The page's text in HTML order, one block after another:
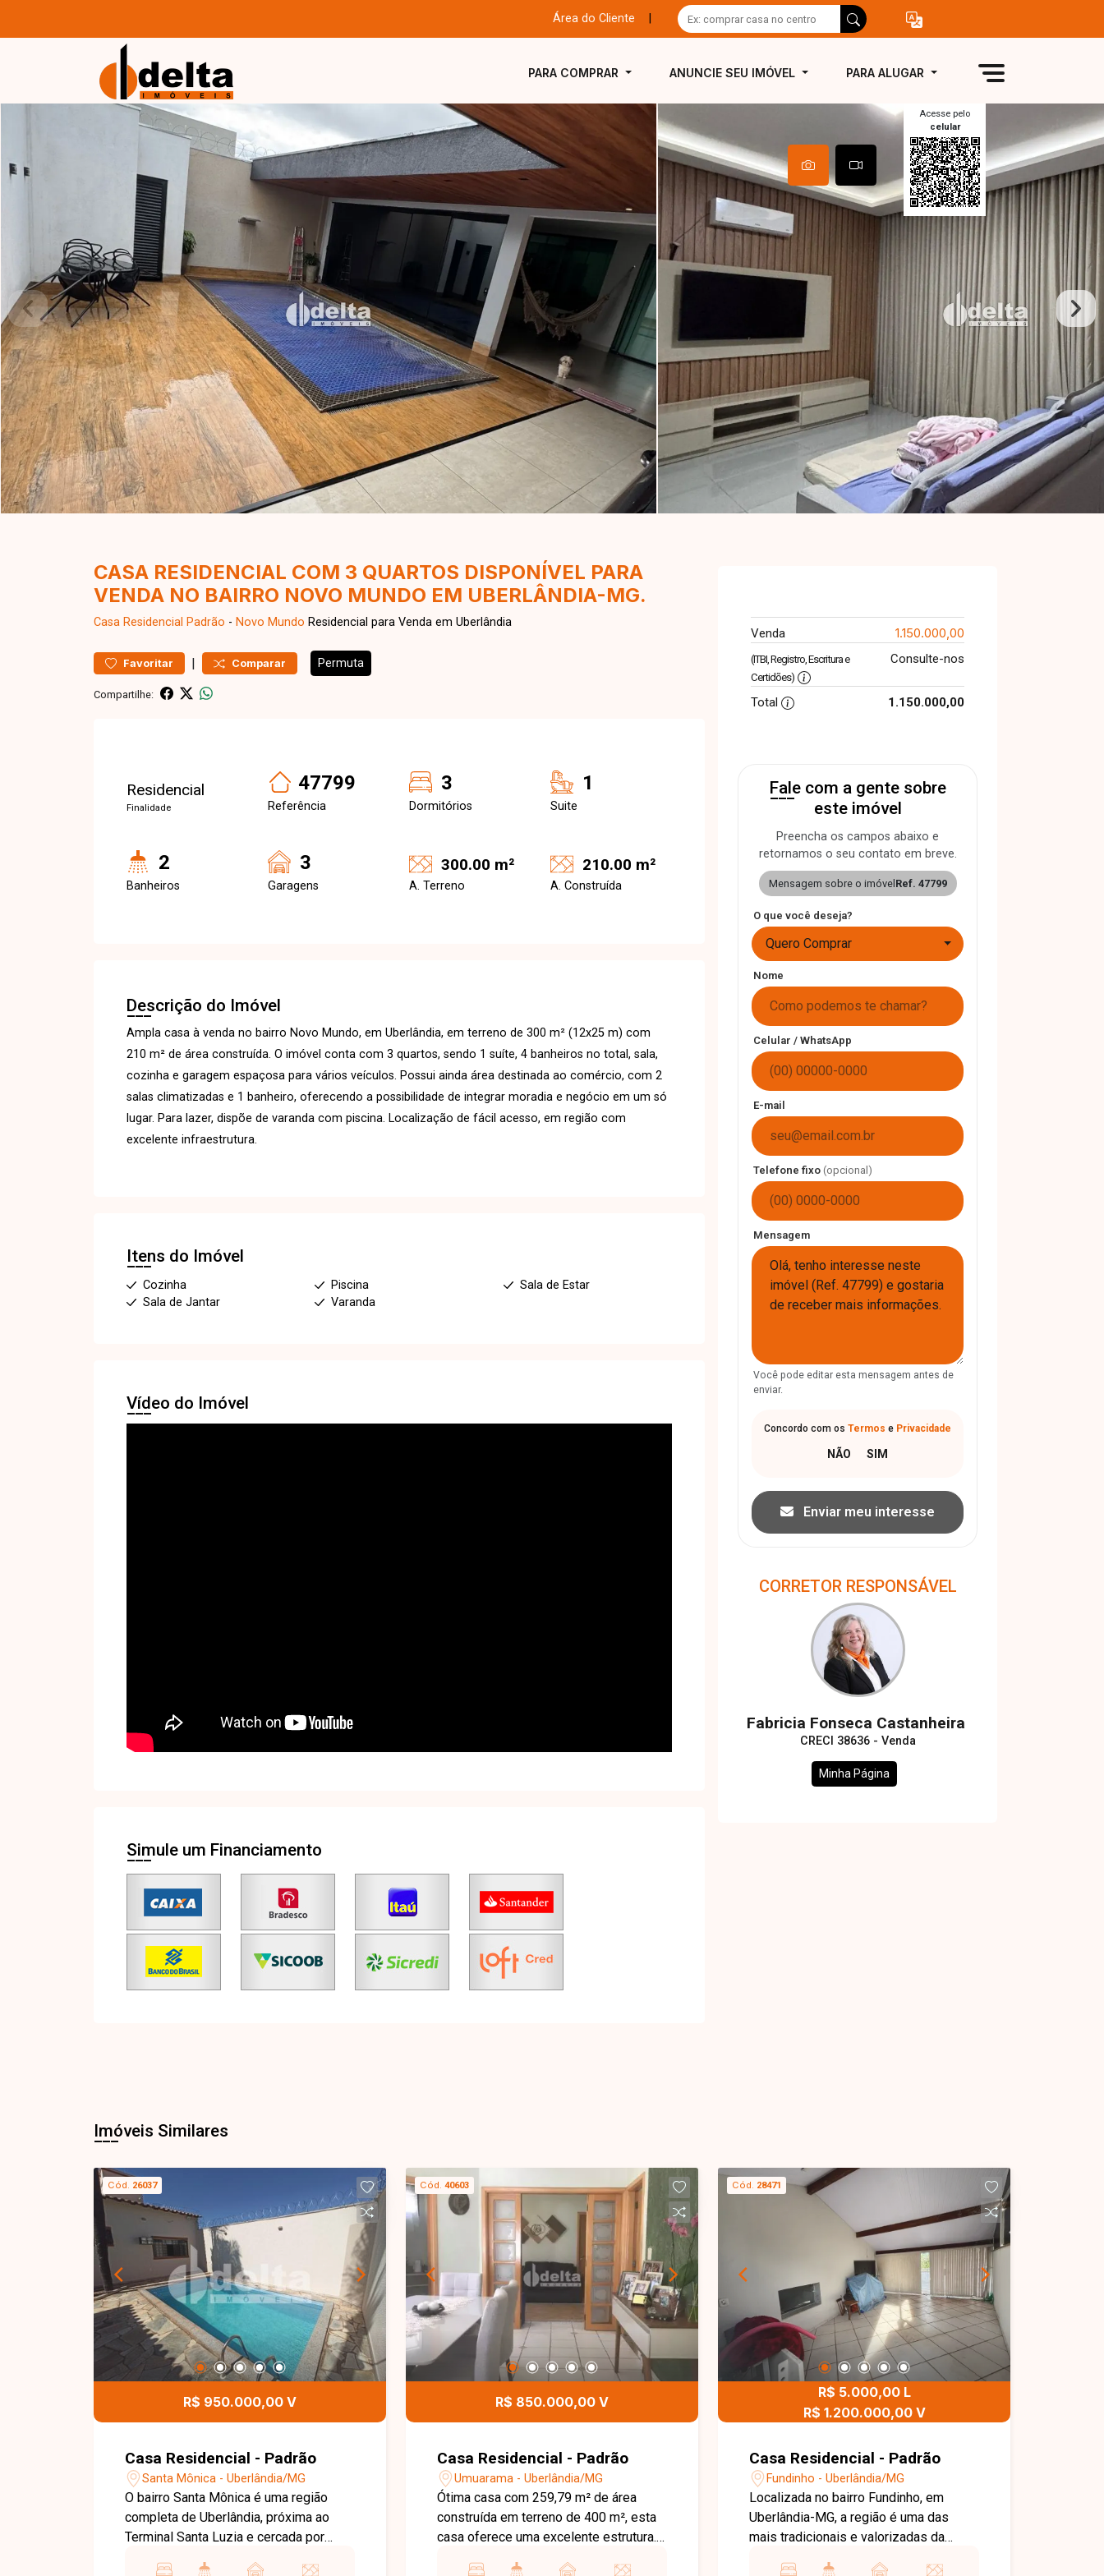
Área do Cliente
PARA COMPRAR ANUNCIE SEU IMÓVEL PARA ALUGAR
Acesse pelo
celular
CASA RESIDENCIAL COM 3 QUARTOS DISPONÍVEL PARA
VENDA NO BAIRRO NOVO MUNDO EM UBERLÂNDIA-MG.
Casa Residencial Padrão - Novo Mundo Residencial para Venda em Uberlândia
Favoritar | Comparar Permuta
Compartilhe:
Residencial
Finalidade
47799
Referência
3
Dormitórios
1
Suite
2
Banheiros
3
Garagens
300.00 m²
A. Terreno
210.00 m²
A. Construída
Descrição do Imóvel
Ampla casa à venda no bairro Novo Mundo, em Uberlândia, em terreno de 300 m² (12x25 m) com
210 m² de área construída. O imóvel conta com 3 quartos, sendo 1 suíte, 4 banheiros no total, sala,
cozinha e garagem espaçosa para vários veículos. Possui ainda área destinada ao comércio, com 2
salas climatizadas e 1 banheiro, oferecendo a possibilidade de integrar moradia e negócio em um só
lugar. Para lazer, dispõe de varanda com piscina. Localização de fácil acesso, em região com
excelente infraestrutura.
Itens do Imóvel
Cozinha Piscina
Sala de Estar
Sala de Jantar
Varanda
Vídeo do Imóvel
Simule um Financiamento
Venda 1.150.000,00
(ITBI, Registro, Escritura e
Certidões)
Consulte-nos
Total 1.150.000,00
Fale com a gente sobre
este imóvel
Preencha os campos abaixo e
retornamos o seu contato em breve.
Mensagem sobre o imóvel Ref. 47799
O que você deseja?
Quero Comprar
Nome
Celular / WhatsApp
E-mail
Telefone fixo (opcional)
Mensagem
Você pode editar esta mensagem antes de
enviar.
Concordo com os Termos e Privacidade
Enviar meu interesse
CORRETOR RESPONSÁVEL
Fabricia Fonseca Castanheira
CRECI 38636 - Venda
Minha Página
Imóveis Similares
Cód. 26037
R$ 950.000,00 V
Casa Residencial - Padrão
Santa Mônica - Uberlândia/MG
O bairro Santa Mônica é uma região
completa de Uberlândia, próxima ao
Terminal Santa Luzia e cercada por
Cód. 40603
R$ 850.000,00 V
Casa Residencial - Padrão
Umuarama - Uberlândia/MG
Ótima casa com 259,79 m² de área
construída em terreno de 400 m², esta
casa oferece uma excelente estrutura.
Cód. 28471
R$ 5.000,00 L
R$ 1.200.000,00 V
Casa Residencial - Padrão
Fundinho - Uberlândia/MG
Localizada no bairro Fundinho, em
Uberlândia-MG, a região é uma das
mais tradicionais e valorizadas da